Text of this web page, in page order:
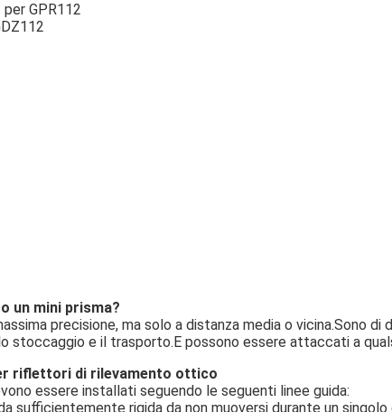
GPR112
un mini prisma?
precisione, ma solo a distanza media o vicina.Sono di
stoccaggio e il trasporto.E possono essere attaccati a
riflettori di rilevamento ottico
essere installati seguendo le seguenti linee guida:
sufficientemente rigida da non muoversi durante un